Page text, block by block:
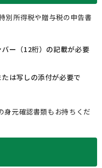
別所得税や贈与税の申告書
ー（12桁）の記載が必要
は写しの添付が必要で
身元確認書類もお持ちくだ